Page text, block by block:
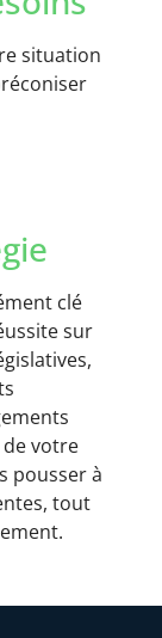
situation
clé
sur
votre
pousser à
tout